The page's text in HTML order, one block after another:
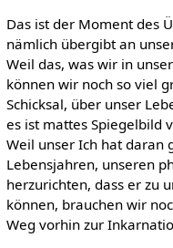
Das ist der Moment des
nämlich übergibt an
Weil das, was wir in
können wir noch so viel
Schicksal, über unser
es ist mattes Spiegelbild
Weil unser Ich hat daran
Lebensjahren, unseren
herzurichten, dass er zu
können, brauchen wir
Weg vorhin zur